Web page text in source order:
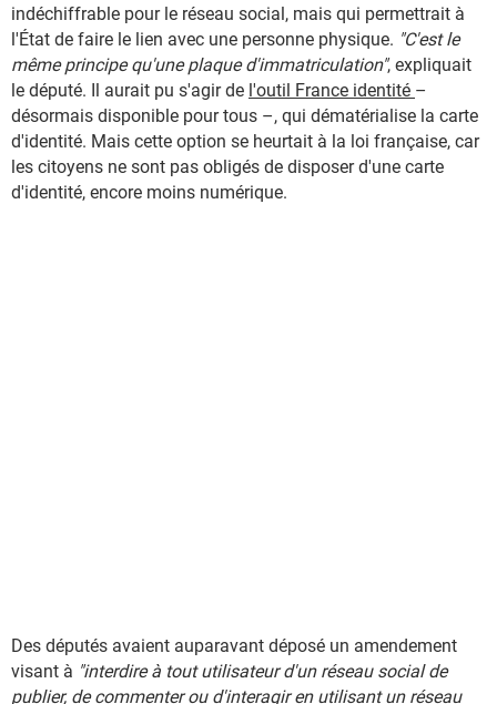
indéchiffrable pour le réseau social, mais qui permettrait à
l'État de faire le lien avec une personne physique. "C'est le
même principe qu'une plaque d'immatriculation", expliquait
le député. Il aurait pu s'agir de l'outil France identité –
désormais disponible pour tous –, qui dématérialise la carte
d'identité. Mais cette option se heurtait à la loi française, car
les citoyens ne sont pas obligés de disposer d'une carte
d'identité, encore moins numérique.
Des députés avaient auparavant déposé un amendement
visant à "interdire à tout utilisateur d'un réseau social de
publier, de commenter ou d'interagir en utilisant un réseau